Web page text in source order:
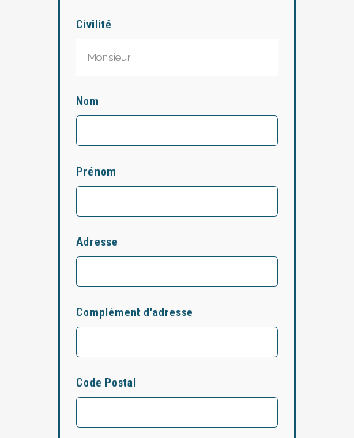
Civilité
Nom
Prénom
Adresse
Complément d'adresse
Code Postal